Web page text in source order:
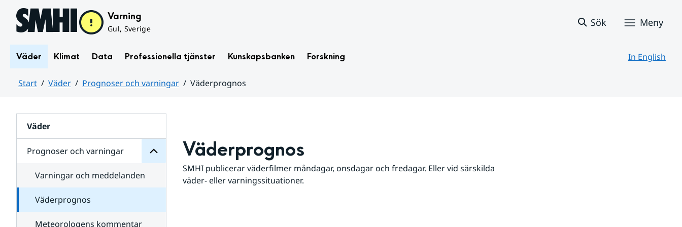
Hoppa till sidans innehåll Varning
Gul, Sverige
Sök Meny
Väder Klimat Data Professionella tjänster Kunskapsbanken Forskning In English
Start Väder Prognoser och varningar
Väderprognos
Väder
Prognoser och varningar
för
varningar
Varningar och meddelanden
Väderprognos
Meteorologens kommentar
Väderprognos
SMHI publicerar väderfilmer måndagar, onsdagar och fredagar. Eller vid särskilda
väder- eller varningssituationer.